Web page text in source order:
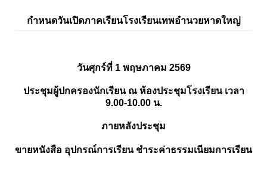
กำหนดวันเปิดภาคเรียนโรงเรียนเทพอำนวยหาดใหญ่
วันศุกร์ที่ 1 พฤษภาคม 2569
ประชุมผู้ปกครองนักเรียน ณ ห้องประชุมโรงเรียน เวลา
9.00-10.00 น.
ภายหลังประชุม
ขายหนังสือ อุปกรณ์การเรียน ชำระค่าธรรมเนียมการเรียน